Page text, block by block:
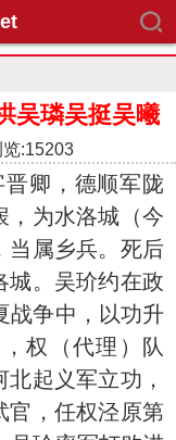
吴璘吴挺吴曦
:15203
卿，德顺军陇
为水洛城（今
当属乡兵。死后
城。吴玠约在政
战争中，以功升
权（代理）队
起义军立功，
官，任权泾原第